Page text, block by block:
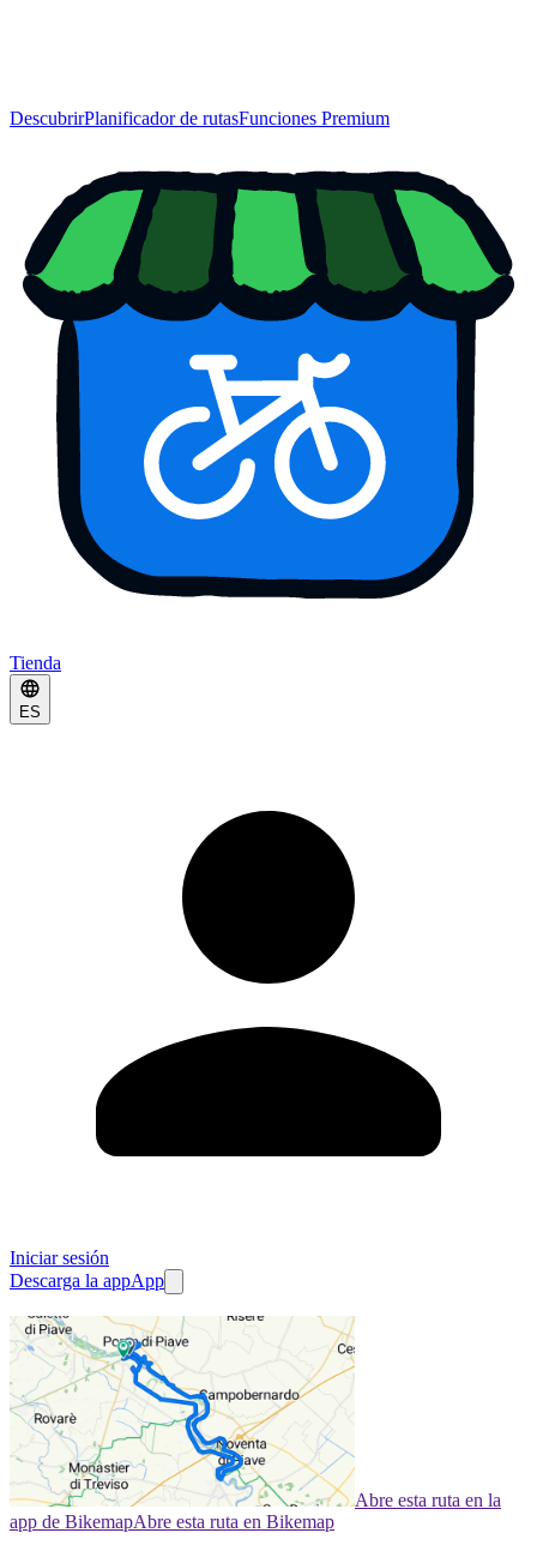
DescubrirPlanificador de rutasFunciones Premium
Tienda
ES
Iniciar sesión
Descarga la appApp
Abre esta ruta en la
app de BikemapAbre esta ruta en Bikemap